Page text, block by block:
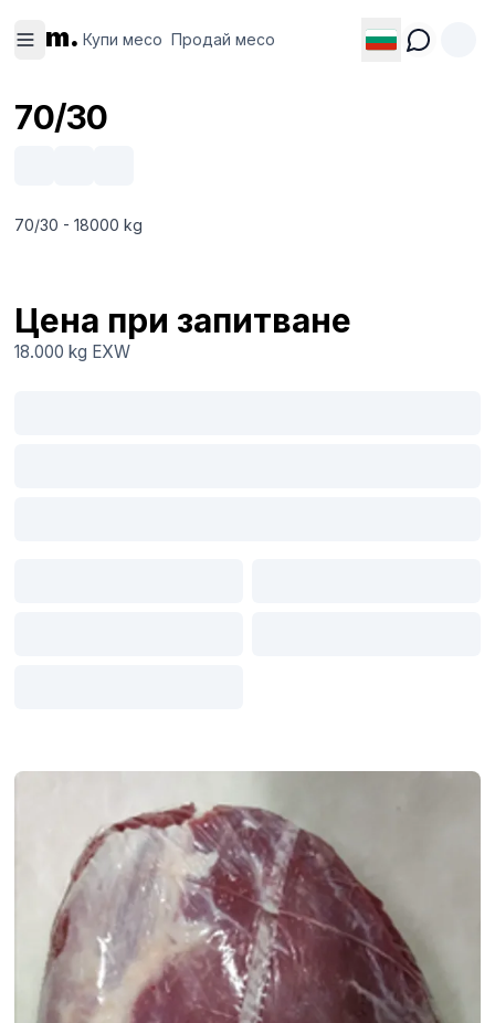
m. Купи месо Продай месо
месо
месо
70/30
70/30 - 18000 kg
Цена при запитване
18.000 kg EXW